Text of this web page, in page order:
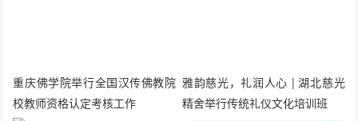
重庆佛学院举行全国汉传佛教院
校教师资格认定考核工作
雅韵慈光，礼润人心 | 湖北慈光
精舍举行传统礼仪文化培训班